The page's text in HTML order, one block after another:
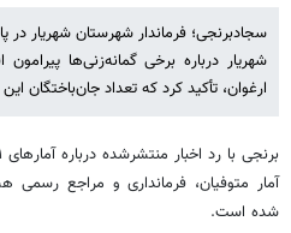
سجادبرنجی؛ فرماندار شهرستان شهریار در
شهریار درباره برخی گمانه‌زنی‌ها
ارغوان، تأکید کرد که تعداد جان‌باختگان این حادثه
آمار متوفیان، فرمانداری و مراجع رسمی
شده است.